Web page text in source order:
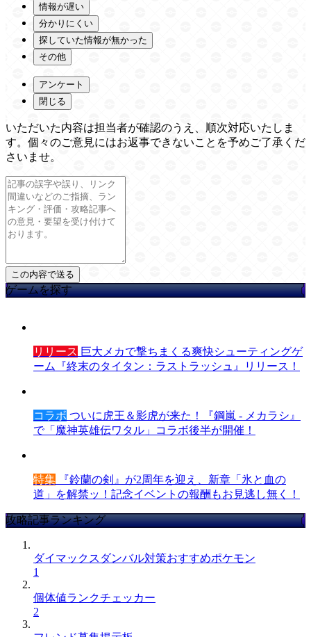
情報が遅い
分かりにくい
探していた情報が無かった
その他
アンケート
閉じる
いただいた内容は担当者が確認のうえ、順次対応いたしま
す。個々のご意見にはお返事できないことを予めご了承くだ
さいませ。
ゲームを探す
リリース 巨大メカで撃ちまくる爽快シューティングゲ
ーム『終末のタイタン：ラストラッシュ』リリース！
コラボ ついに虎王＆影虎が来た！『鋼嵐 - メカラシ』
で「魔神英雄伝ワタル」コラボ後半が開催！
特集 『鈴蘭の剣』が2周年を迎え、新章「氷と血の
道」を解禁ッ！記念イベントの報酬もお見逃し無く！
攻略記事ランキング
ダイマックスダンバル対策おすすめポケモン
1
個体値ランクチェッカー
2